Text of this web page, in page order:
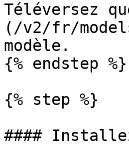
Téléversez
(/v2/fr/
modèle.
{% endstep %}
{% step %}
####